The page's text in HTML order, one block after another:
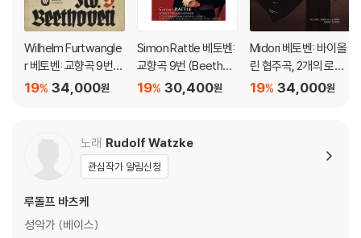
Wilhelm Furtwangle
r 베토벤: 교향곡 9번
(Beethoven: Symph
34,000원
19%
Simon Rattle 베토벤:
교향곡 9번 (Beethov
en: Symphony No.
30,400원
19%
Midori 베토벤: 바이올
린 협주곡, 2개의 로망
스 - 미도리 (Beethov
34,000원
19%
노래 Rudolf Watzke
관심작가 알림신청
루돌프 바츠케
성악가 (베이스)